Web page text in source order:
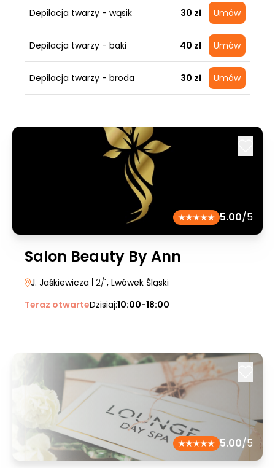
Depilacja twarzy - wąsik 30 zł Umów
Depilacja twarzy - baki 40 zł Umów
Depilacja twarzy - broda 30 zł Umów
5.00/5
Salon Beauty By Ann
J. Jaśkiewicza | 2/1, Lwówek Śląski
Teraz otwarteDzisiaj:10:00-18:00
5.00/5